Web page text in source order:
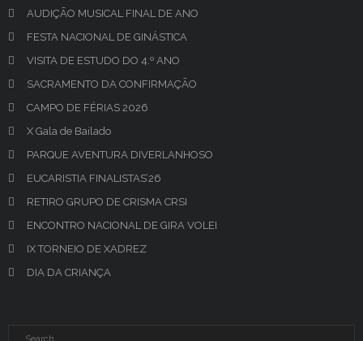
AUDIÇÃO MUSICAL FINAL DE ANO
FESTA NACIONAL DE GINÁSTICA
VISITA DE ESTUDO DO 4.º ANO
SACRAMENTO DA CONFIRMAÇÃO
CAMPO DE FÉRIAS 2026
X Gala de Bailado
PARQUE AVENTURA DIVERLANHOSO
EUCARISTIA FINALISTAS’26
RETIRO GRUPO DE CRISMA CRSI
ENCONTRO NACIONAL DE GIRA VOLEI
IX TORNEIO DE XADREZ
DIA DA CRIANÇA